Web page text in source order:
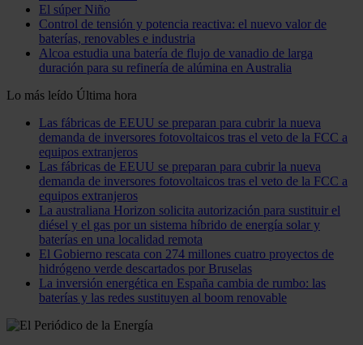
El súper Niño
Control de tensión y potencia reactiva: el nuevo valor de
baterías, renovables e industria
Alcoa estudia una batería de flujo de vanadio de larga
duración para su refinería de alúmina en Australia
Lo más leído Última hora
Las fábricas de EEUU se preparan para cubrir la nueva
demanda de inversores fotovoltaicos tras el veto de la FCC a
equipos extranjeros
Las fábricas de EEUU se preparan para cubrir la nueva
demanda de inversores fotovoltaicos tras el veto de la FCC a
equipos extranjeros
La australiana Horizon solicita autorización para sustituir el
diésel y el gas por un sistema híbrido de energía solar y
baterías en una localidad remota
El Gobierno rescata con 274 millones cuatro proyectos de
hidrógeno verde descartados por Bruselas
La inversión energética en España cambia de rumbo: las
baterías y las redes sustituyen al boom renovable